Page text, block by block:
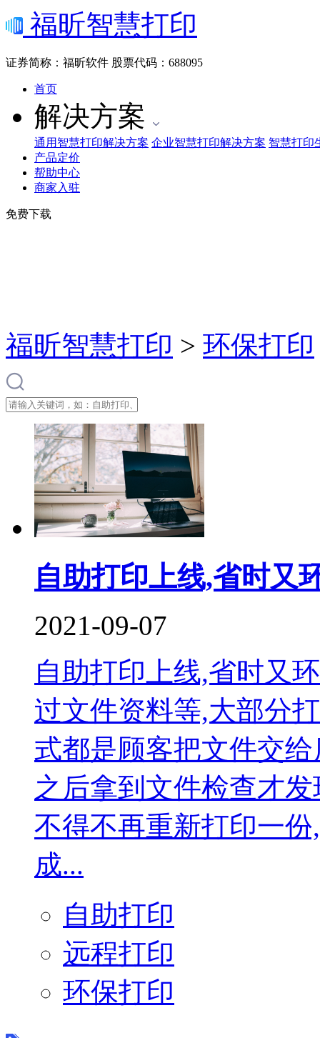
福昕智慧打印
证券简称：福昕软件 股票代码：688095
首页
解决方案
通用智慧打印解决方案 企业智慧打印解决方案 智慧打印
产品定价
帮助中心
商家入驻
免费下载
福昕智慧打印 > 环保打印
自助打印上线,省时又
2021-09-07
自助打印上线,省时又
过文件资料等,大部分
式都是顾客把文件交
之后拿到文件检查才
不得不再重新打印一
成...
自助打印
远程打印
环保打印